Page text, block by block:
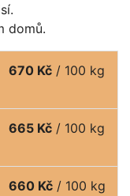
domů.
670 Kč / 100 kg
665 Kč / 100 kg
660 Kč/ 100 kg